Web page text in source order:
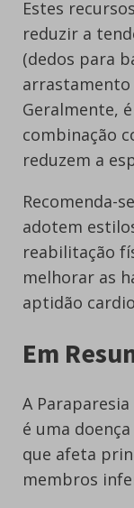
Estes
reduzir a
(dedos para
arrastamento
Geralmente,
combinação
reduzem a
Recomenda-
adotem
reabilitação
melhorar as
aptidão
Em
A
é uma
que afeta
membros